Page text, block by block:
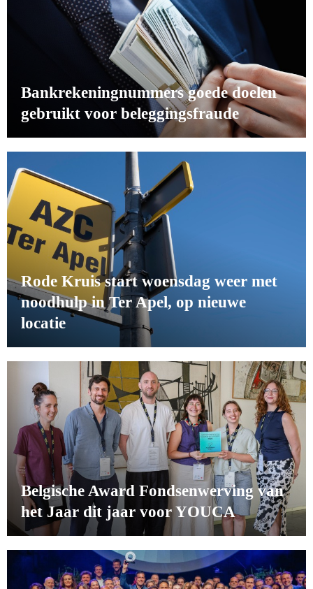
Bankrekeningnummers goede doelen
gebruikt voor beleggingsfraude
Rode Kruis start woensdag weer met
noodhulp in Ter Apel, op nieuwe
locatie
Belgische Award Fondsenwerving van
het Jaar dit jaar voor YOUCA